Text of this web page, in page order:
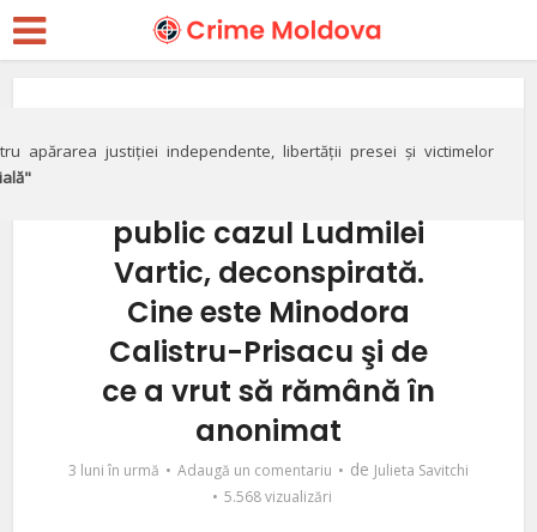
apărarea justiției independente, libertății presei și victimelor
Exclusiv. Identitatea
public cazul Ludmilei
Vartic, deconspirată.
Cine este Minodora
Calistru-Prisacu şi de
ce a vrut să rămână în
anonimat
3 luni în urmă Adaugă un comentariu de Julieta Savitchi
5.568 vizualizări